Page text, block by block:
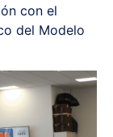
con el
del Modelo